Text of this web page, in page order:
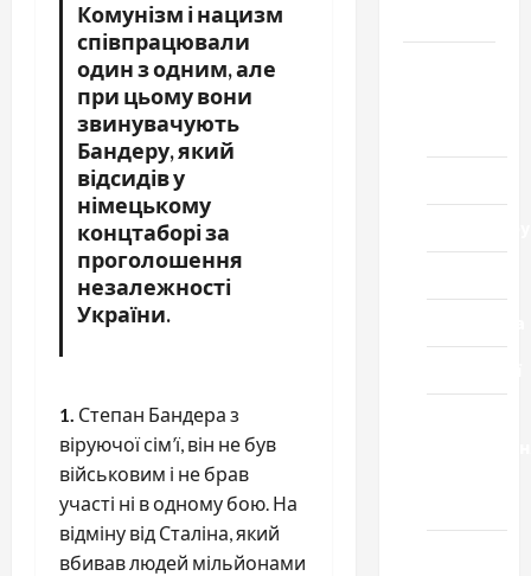
Комунізм і нацизм
співпрацювали
один з одним, але
при цьому вони
звинувачують
Бандеру, який
відсидів у
німецькому
концтаборі за
проголошення
незалежності
України.
1. Степан Бандера з
віруючої сім’ї, він не був
військовим і не брав
участі ні в одному бою. На
відміну від Сталіна, який
вбивав людей мільйонами